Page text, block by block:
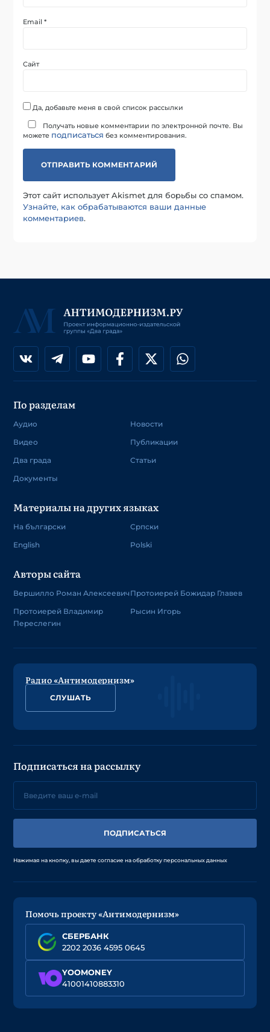
Email*
Сайт
Да, добавьте меня в свой список рассылки
Получать новые комментарии по электронной почте. Вы
можете подписаться без комментирования.
Этот сайт использует Akismet для борьбы со спамом.
Узнайте, как обрабатываются ваши данные
комментариев.
По разделам
Аудио
Видео
Два града
Документы
Новости
Публикации
Статьи
Материалы на других языках
На български
English
Српски
Polski
Авторы сайта
Вершилло Роман Алексеевич
Протоиерей Владимир
Переслегин
Протоиерей Божидар Главев
Рысин Игорь
Радио «Антимодернизм»
СЛУШАТЬ
Подписаться на рассылку
ПОДПИСАТЬСЯ
Нажимая на кнопку, вы даете согласие на обработку персональных данных
Помочь проекту «Антимодернизм»
СБЕРБАНК
2202 2036 4595 0645
YOOMONEY
41001410883310